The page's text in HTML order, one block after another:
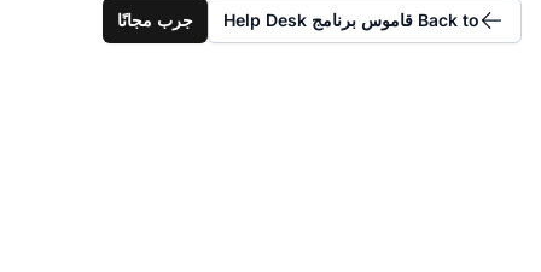
Back to قاموس برنامج Help Desk جرب مجانًا